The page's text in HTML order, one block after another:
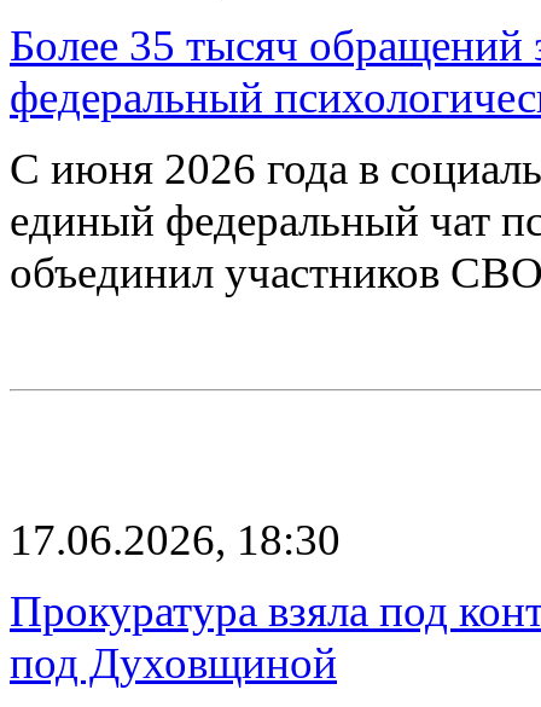
Более 35 тысяч обращений
федеральный
С июня 2026 года в
единый федеральный чат
объединил участников
17.06.2026, 18:30
Прокуратура взяла под
под Духовщиной